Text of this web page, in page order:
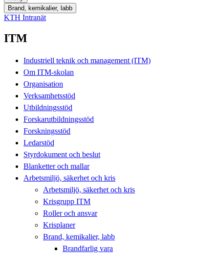
Brand, kemikalier, labb
KTH Intranät
ITM
Industriell teknik och management (ITM)
Om ITM-skolan
Organisation
Verksamhetsstöd
Utbildningsstöd
Forskarutbildningsstöd
Forskningsstöd
Ledarstöd
Styrdokument och beslut
Blanketter och mallar
Arbetsmiljö, säkerhet och kris
Arbetsmiljö, säkerhet och kris
Krisgrupp ITM
Roller och ansvar
Krisplaner
Brand, kemikalier, labb
Brandfarlig vara